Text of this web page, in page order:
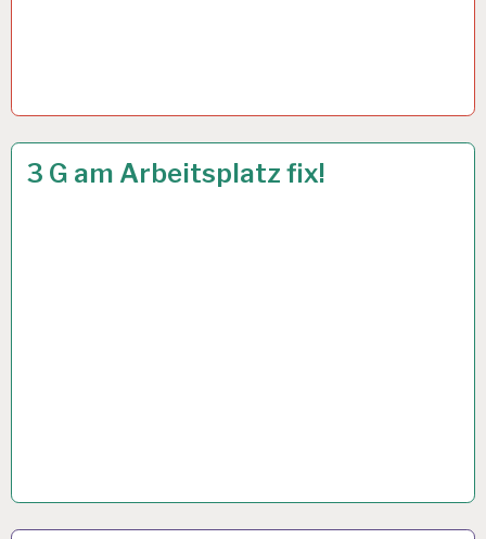
50PLUS…
3 G am Arbeitsplatz fix!
19 OKT. 2021